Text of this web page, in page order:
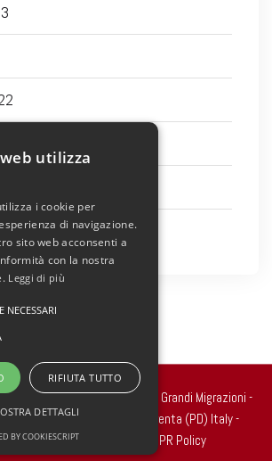
reserved. - Centro Studi Grandi Migrazioni -
n.2 - 35010 Carmignano di Brenta (PD) Italy -
Cookie Policy GDPR Policy
utilizza
i cookie per
di navigazione.
sito web acconsenti a
con la nostra
Leggi di più
NECESSARI
RIFIUTA TUTTO
DETTAGLI
BY COOKIESCRIPT